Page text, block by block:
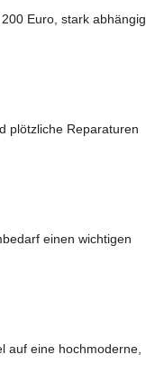
Euro, stark abhängig
plötzliche Reparaturen
einen wichtigen
auf eine hochmoderne,